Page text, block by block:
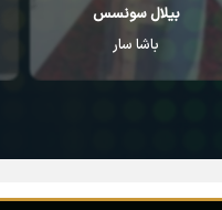
ارسای اونر
ایکی آشیک